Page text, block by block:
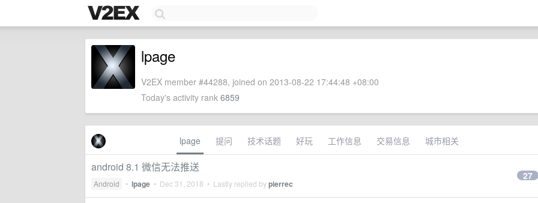
lpage
V2EX member #44288, joined on 2013-08-22 17:44:48 +08:00
Today's activity rank 6859
lpage 提问 技术话题 好玩 工作信息 交易信息 城市相关
android 8.1 微信无法推送
Android • lpage • Dec 31, 2018 • Lastly replied bypierrec
27